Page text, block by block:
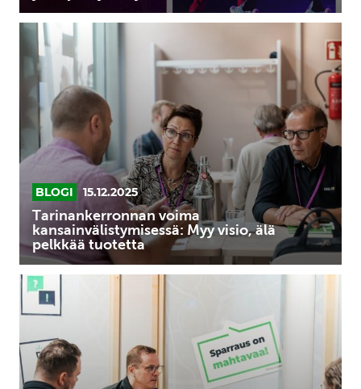
Tarinankerronnan
voima
kansainvälistymisessä:
Myy
visio,
älä
pelkkää
tuotetta
BLOGI 15.12.2025
Tarinankerronnan voima
kansainvälistymisessä: Myy visio, älä
pelkkää tuotetta
Onko
hallituksesi
kumileimasin
vai
todellinen
sparraaja?